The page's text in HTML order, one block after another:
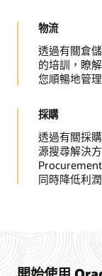
物流
透過有關倉
的培訓，瞭
您順暢地管
採購
透過有關採
源搜尋解決
同時降低利潤